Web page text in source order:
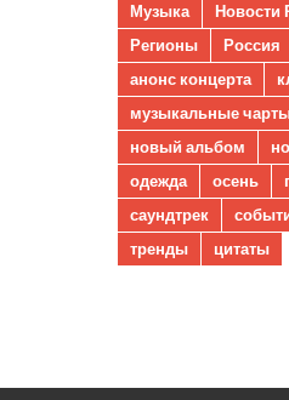
Музыка
Новости
Регионы
Россия
анонс концерта
музыкальные
новый альбом
одежда
осень
саундтрек
тренды
цитаты